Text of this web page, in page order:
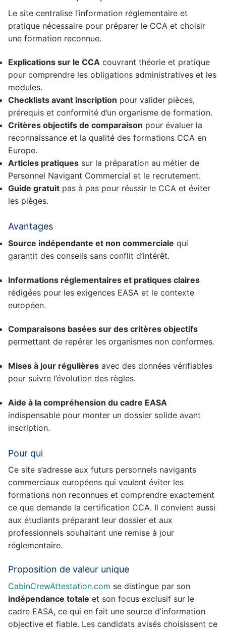
Le site centralise l’information réglementaire et
pratique nécessaire pour préparer le CCA et choisir
une formation reconnue.
Explications sur le CCA couvrant théorie et pratique
pour comprendre les obligations administratives et les
modules.
Checklists avant inscription pour valider pièces,
prérequis et conformité d’un organisme de formation.
Critères objectifs de comparaison pour évaluer la
reconnaissance et la qualité des formations CCA en
Europe.
Articles pratiques sur la préparation au métier de
Personnel Navigant Commercial et le recrutement.
Guide gratuit pas à pas pour réussir le CCA et éviter
les pièges.
Avantages
Source indépendante et non commerciale qui
garantit des conseils sans conflit d’intérêt.
Informations réglementaires et pratiques claires
rédigées pour les exigences EASA et le contexte
européen.
Comparaisons basées sur des critères objectifs
permettant de repérer les organismes non conformes.
Mises à jour régulières avec des données vérifiables
pour suivre l’évolution des règles.
Aide à la compréhension du cadre EASA
indispensable pour monter un dossier solide avant
inscription.
Pour qui
Ce site s’adresse aux futurs personnels navigants
commerciaux européens qui veulent éviter les
formations non reconnues et comprendre exactement
ce que demande la certification CCA. Il convient aussi
aux étudiants préparant leur dossier et aux
professionnels souhaitant une remise à jour
réglementaire.
Proposition de valeur unique
CabinCrewAttestation.com se distingue par son
indépendance totale et son focus exclusif sur le
cadre EASA, ce qui en fait une source d’information
objective et fiable. Les candidats avisés choisissent ce